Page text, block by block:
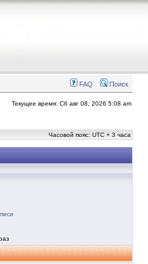
FAQ Поиск
Текущее время: Сб авг 08, 2026 5:08 am
Часовой пояс: UTC + 3 часа